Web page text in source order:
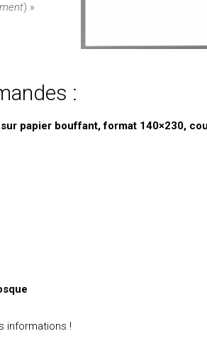
) »
:
papier bouffant, format 140×230,
informations !